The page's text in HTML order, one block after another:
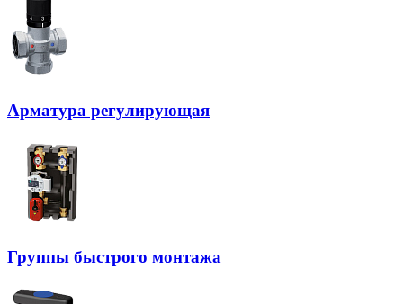
Арматура регулирующая
Группы быстрого монтажа